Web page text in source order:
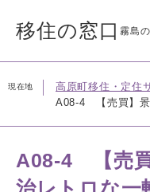
頭
す。
移住の窓口 霧島
現在地 高原町移住・定住
A08-4 【売買】景
A08-4 【売